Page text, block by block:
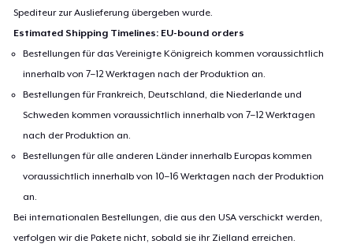
Spediteur zur Auslieferung übergeben wurde.
Estimated Shipping Timelines: EU-bound orders
Bestellungen für das Vereinigte Königreich kommen voraussichtlich
innerhalb von 7–12 Werktagen nach der Produktion an.
Bestellungen für Frankreich, Deutschland, die Niederlande und
Schweden kommen voraussichtlich innerhalb von 7–12 Werktagen
nach der Produktion an.
Bestellungen für alle anderen Länder innerhalb Europas kommen
voraussichtlich innerhalb von 10–16 Werktagen nach der Produktion
an.
Bei internationalen Bestellungen, die aus den USA verschickt werden,
verfolgen wir die Pakete nicht, sobald sie ihr Zielland erreichen.